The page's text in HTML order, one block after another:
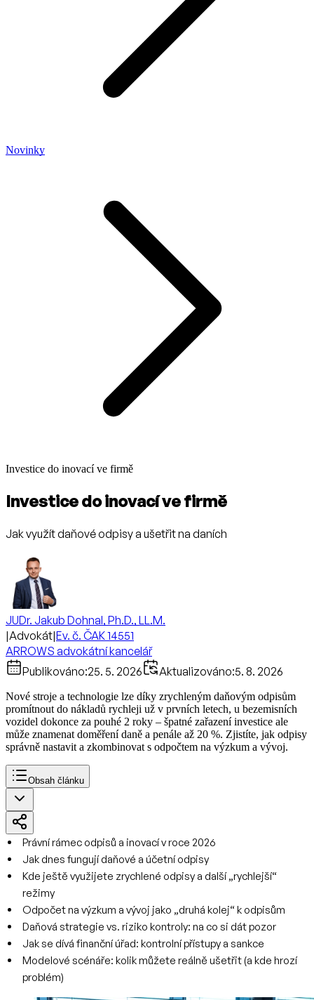
Novinky
Investice do inovací ve firmě
Investice do inovací ve firmě
Jak využít daňové odpisy a ušetřit na daních
JUDr. Jakub Dohnal, Ph.D., LL.M.
|Advokát|Ev. č. ČAK 14551
ARROWS advokátní kancelář
Publikováno:25. 5. 2026 Aktualizováno:5. 8. 2026
Nové stroje a technologie lze díky zrychleným daňovým odpisům
promítnout do nákladů rychleji už v prvních letech, u bezemisních
vozidel dokonce za pouhé 2 roky – špatné zařazení investice ale
může znamenat doměření daně a penále až 20 %. Zjistíte, jak odpisy
správně nastavit a zkombinovat s odpočtem na výzkum a vývoj.
Obsah článku
Právní rámec odpisů a inovací v roce 2026
Jak dnes fungují daňové a účetní odpisy
Kde ještě využijete zrychlené odpisy a další „rychlejší“
režimy
Odpočet na výzkum a vývoj jako „druhá kolej“ k odpisům
Daňová strategie vs. riziko kontroly: na co si dát pozor
Jak se dívá finanční úřad: kontrolní přístupy a sankce
Modelové scénáře: kolik můžete reálně ušetřit (a kde hrozí
problém)